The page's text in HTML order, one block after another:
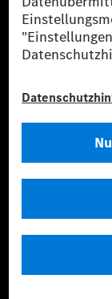
Mehr
Technische